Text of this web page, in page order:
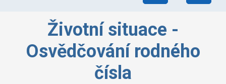
Životní situace -
Osvědčování rodného
čísla